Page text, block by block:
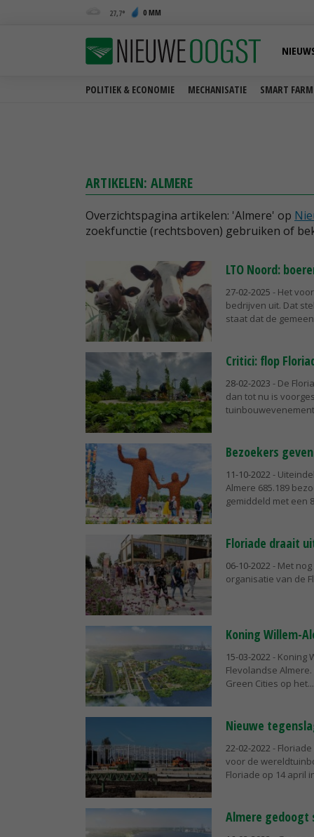
27,7 0 MM
POLITIEK & ECONOMIE MECHANISATIE SMART
ARTIKELEN: ALMERE
Overzichtspagina artikelen: 'Almere' op
zoekfunctie (rechtsboven) gebruiken of
LTO Noord:
27-02-2025 - Het
bedrijven uit. Dat
staat dat de
Critici: flop
28-02-2023 - De
dan tot nu is
Bezoekers
11-10-2022 -
Almere 685.189
gemiddeld met een
Floriade draait
06-10-2022 - Met
organisatie van de
Koning Willem-
15-03-2022 - Koning
Flevolandse
Green Cities op het...
Nieuwe
22-02-2022 -
voor de
Floriade op 14 april
Almere gedoogt